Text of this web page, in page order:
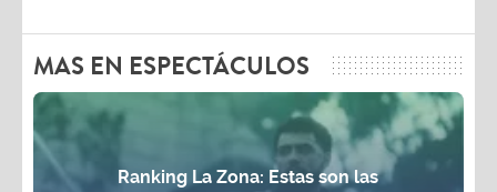
MAS EN ESPECTÁCULOS
Ranking La Zona: Estas son las